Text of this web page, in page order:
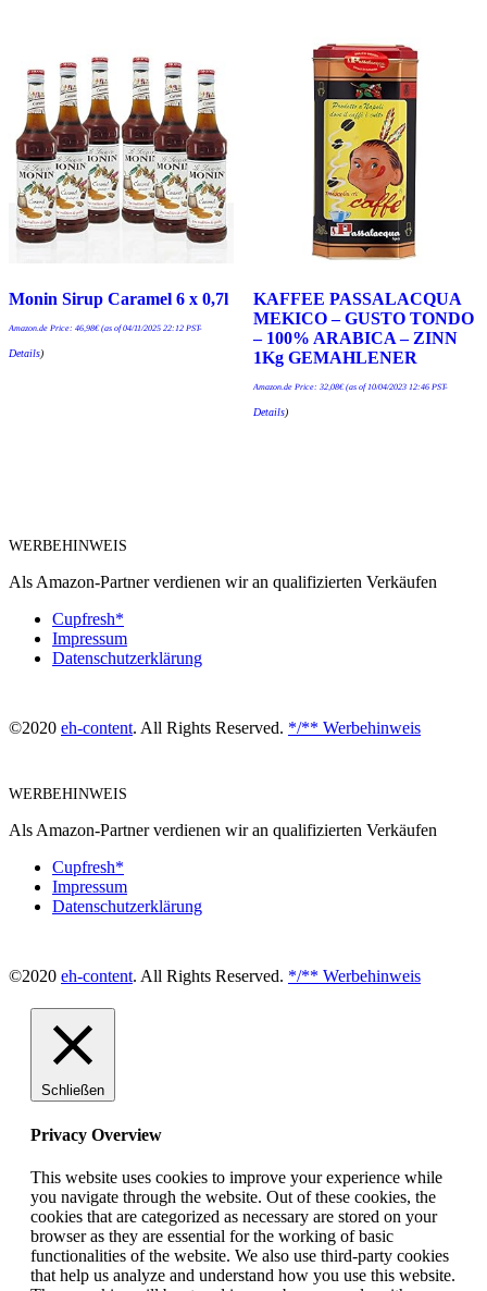
Monin Sirup Caramel 6 x 0,7l
Amazon.de Price: 46,98€(as of 04/11/2025 22:12 PST-
Details)
KAFFEE PASSALACQUA
MEKICO – GUSTO TONDO
– 100% ARABICA – ZINN
1Kg GEMAHLENER
Amazon.de Price: 32,08€(as of 10/04/2023 12:46 PST-
Details)
WERBEHINWEIS
Als Amazon-Partner verdienen wir an qualifizierten Verkäufen
Cupfresh*
Impressum
Datenschutzerklärung
©2020 eh-content. All Rights Reserved. */** Werbehinweis
WERBEHINWEIS
Als Amazon-Partner verdienen wir an qualifizierten Verkäufen
Cupfresh*
Impressum
Datenschutzerklärung
©2020 eh-content. All Rights Reserved. */** Werbehinweis
Schließen
Privacy Overview
This website uses cookies to improve your experience while
you navigate through the website. Out of these cookies, the
cookies that are categorized as necessary are stored on your
browser as they are essential for the working of basic
functionalities of the website. We also use third-party cookies
that help us analyze and understand how you use this website.